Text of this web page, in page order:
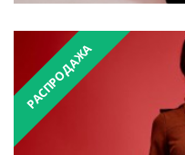
РАСПРОДАЖА